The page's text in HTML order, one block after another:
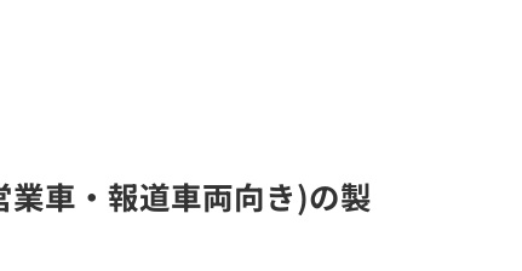
車・報道車両向き)の製